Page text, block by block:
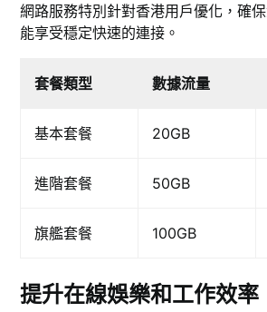
網路服務特別針對香港用戶優化，確
能享受穩定快速的連接。
套餐類型 數據流量
基本套餐 20GB
進階套餐 50GB
旗艦套餐 100GB
提升在線娛樂和工作效率